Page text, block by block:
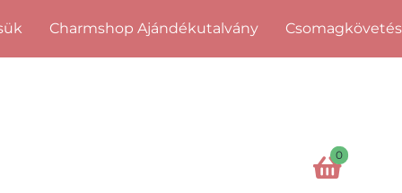
Charmshop Ajándékutalvány Csomagkövetés
0